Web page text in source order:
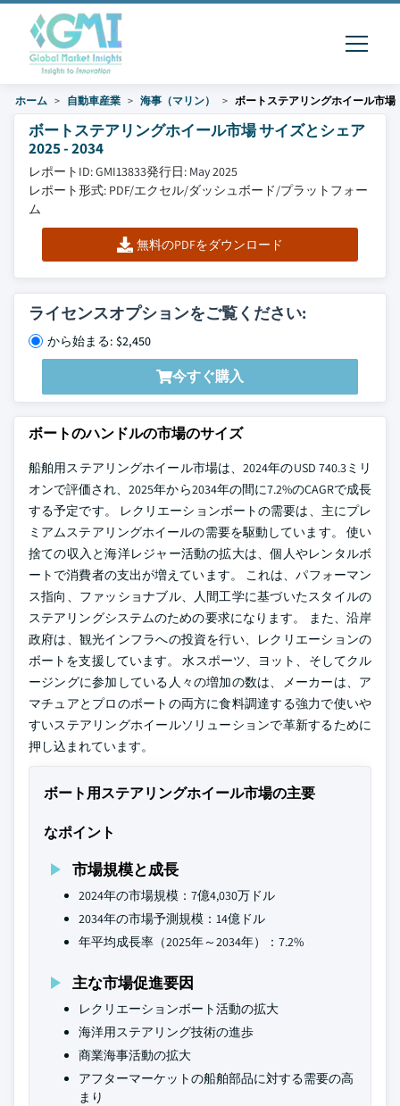
ホーム 自動車産業 海事（マリン） ボートステアリングホイール市場
ボートステアリングホイール市場 サイズとシェア
2025 - 2034
レポートID: GMI13833発行日: May 2025
レポート形式: PDF/エクセル/ダッシュボード/プラットフォー
ム
無料のPDFをダウンロード
ライセンスオプションをご覧ください:
から始まる: $2,450
今すぐ購入
ボートのハンドルの市場のサイズ
船舶用ステアリングホイール市場は、2024年のUSD 740.3ミリ
オンで評価され、2025年から2034年の間に7.2%のCAGRで成長
する予定です。 レクリエーションボートの需要は、主にプレ
ミアムステアリングホイールの需要を駆動しています。 使い
捨ての収入と海洋レジャー活動の拡大は、個人やレンタルボ
ートで消費者の支出が増えています。 これは、パフォーマン
ス指向、ファッショナブル、人間工学に基づいたスタイルの
ステアリングシステムのための要求になります。 また、沿岸
政府は、観光インフラへの投資を行い、レクリエーションの
ボートを支援しています。 水スポーツ、ヨット、そしてクル
ージングに参加している人々の増加の数は、メーカーは、ア
マチュアとプロのボートの両方に食料調達する強力で使いや
すいステアリングホイールソリューションで革新するために
押し込まれています。
ボート用ステアリングホイール市場の主要
なポイント
市場規模と成長
2024年の市場規模：7億4,030万ドル
2034年の市場予測規模：14億ドル
年平均成長率（2025年～2034年）：7.2%
主な市場促進要因
レクリエーションボート活動の拡大
海洋用ステアリング技術の進歩
商業海事活動の拡大
アフターマーケットの船舶部品に対する需要の高
まり